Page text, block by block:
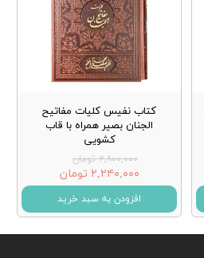
کتاب نفیس کلیات مفاتیح
الجنان بصیر همراه با قاب
کشویی
۲,۸۰۰,۰۰۰ تومان
۲,۲۴۰,۰۰۰ تومان
افزودن به سبد خرید